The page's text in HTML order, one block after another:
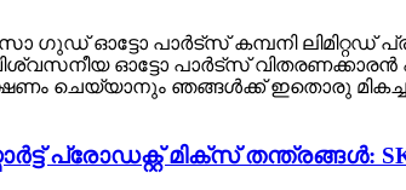
സോ ഗുഡ് ഓട്ടോ പാർട്‌സ് കമ്പനി ലിമിറ്റഡ്
വിശ്വസനീയ ഓട്ടോ പാർട്‌സ്
ചെയ്യാനും ഞങ്ങൾക്ക് ഇതൊരു
പ്രോഡക്റ്റ് മിക്സ് തന്ത്രങ്ങൾ: